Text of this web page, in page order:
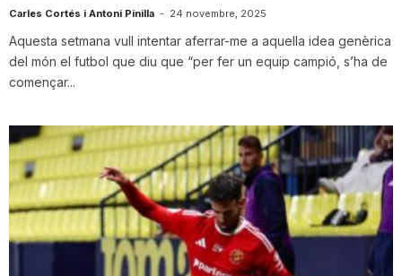
t
a
t
d
e
Carles Cortés i Antoni Pinilla - 24 novembre, 2025
Aquesta setmana vull intentar aferrar-me a aquella idea genèrica
del món el futbol que diu que “per fer un equip campió, s’ha de
començar...